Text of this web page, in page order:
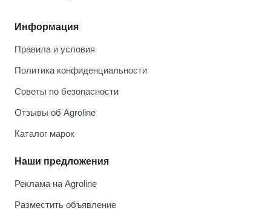
Информация
Правила и условия
Политика конфиденциальности
Советы по безопасности
Отзывы об Agroline
Каталог марок
Наши предложения
Реклама на Agroline
Разместить объявление